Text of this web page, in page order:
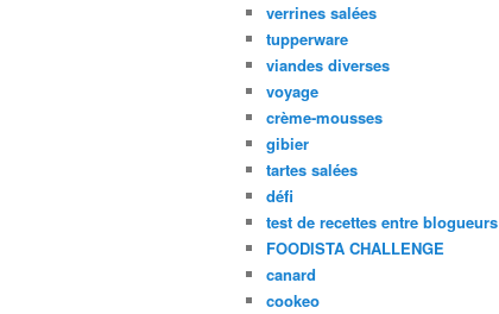
verrines salées
tupperware
viandes diverses
voyage
crème-mousses
gibier
tartes salées
défi
test de recettes entre blogueurs
FOODISTA CHALLENGE
canard
cookeo